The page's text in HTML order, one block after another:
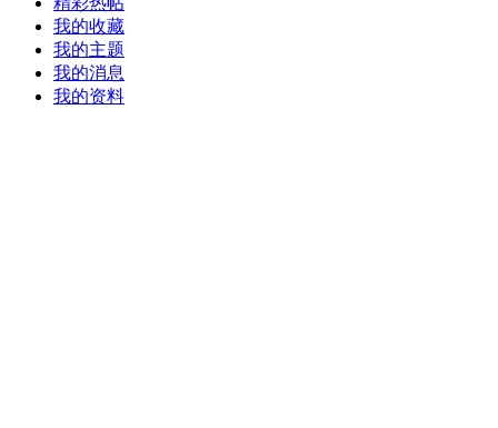
我的收藏
我的主题
我的消息
我的资料